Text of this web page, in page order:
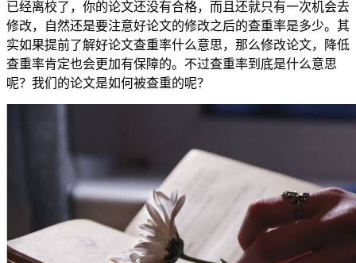
已经离校了，你的论文还没有合格，而且还就只有一次机会去
修改，自然还是要注意好论文的修改之后的查重率是多少。其
实如果提前了解好论文查重率什么意思，那么修改论文，降低
查重率肯定也会更加有保障的。不过查重率到底是什么意思
呢？我们的论文是如何被查重的呢？